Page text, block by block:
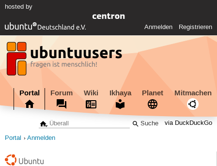
hosted by
Anmelden Registrieren
Portal Forum Wiki Ikhaya Planet Mitmachen
via DuckDuckGo
Portal Anmelden
Ubuntu